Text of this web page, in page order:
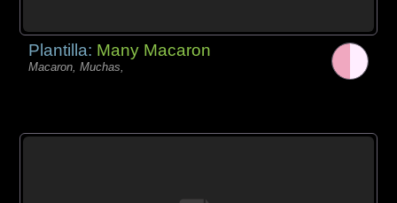
Plantilla: Many Macaron
Macaron, Muchas,